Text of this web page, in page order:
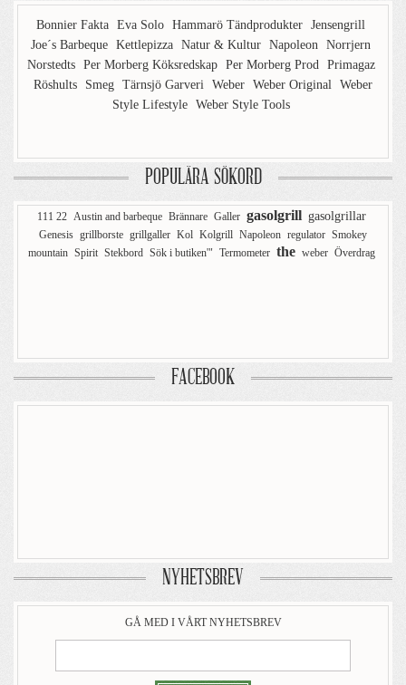
Bonnier Fakta Eva Solo Hammarö Tändprodukter Jensengrill
Joe´s Barbeque Kettlepizza Natur & Kultur Napoleon Norrjern
Norstedts Per Morberg Köksredskap Per Morberg Prod Primagaz
Röshults
Smeg Tärnsjö Garveri Weber Weber Original Weber
Style Lifestyle Weber Style Tools
POPULÄRA SÖKORD
111 22 Austin and barbeque Brännare Galler gasolgrill gasolgrillar
Genesis grillborste grillgaller Kol Kolgrill Napoleon regulator Smokey
mountain Spirit Stekbord Sök i butiken'" Termometer the weber Överdrag
FACEBOOK
NYHETSBREV
GÅ MED I VÅRT NYHETSBREV